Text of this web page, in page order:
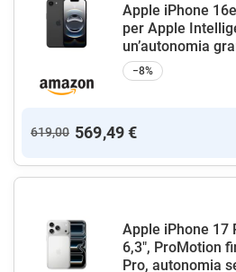
Apple iPhone
per Apple
un’autonomia
−8%
619,00 569,49 €
Apple iPhone 17
6,3", ProMotion
Pro, autonomia